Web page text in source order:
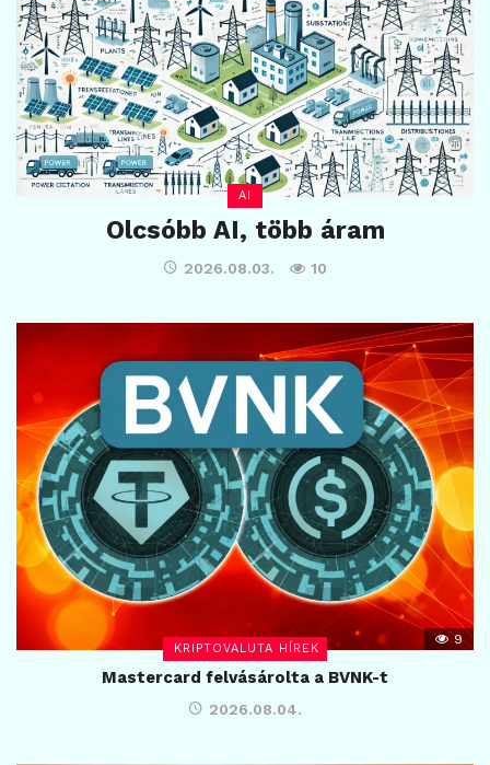
AI
Olcsóbb AI, több áram
2026.08.03. 10
KRIPTOVALUTA HÍREK
9
Mastercard felvásárolta a BVNK-t
2026.08.04.